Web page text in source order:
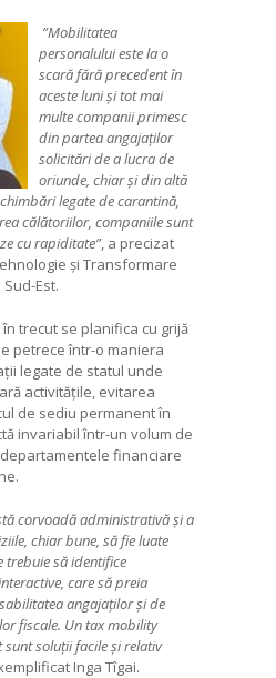
”Mobilitatea
personalului este la o
scară fără precedent în
aceste luni și tot mai
multe companii primesc
din partea angajaților
solicitări de a lucra de
oriunde, chiar și din altă
legate de carantină,
călătoriilor, companiile sunt
cu rapiditate”, a precizat
și Transformare
Sud-Est.
trecut se planifica cu grijă
petrece într-o maniera
legate de statul unde
activitățile, evitarea
de sediu permanent în
invariabil într-un volum de
financiare
corvoadă administrativă și a
chiar bune, să fie luate
trebuie să identifice
care să preia
angajaților și de
fiscale. Un tax mobility
soluții facile și relativ
Inga Tîgai.